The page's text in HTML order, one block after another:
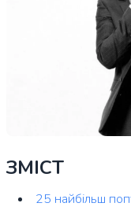
ЗМІСТ
25 найбільш